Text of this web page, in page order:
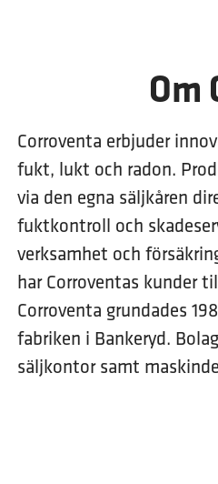
Om
Corroventa erbjuder
fukt, lukt och radon.
via den egna säljkåren
fuktkontroll och
verksamhet och
har Corroventas kunder
Corroventa grundades
fabriken i Bankeryd.
säljkontor samt